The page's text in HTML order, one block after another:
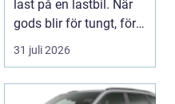
last på en lastbil. När
gods blir för tungt, för
högt ell...
31 juli 2026